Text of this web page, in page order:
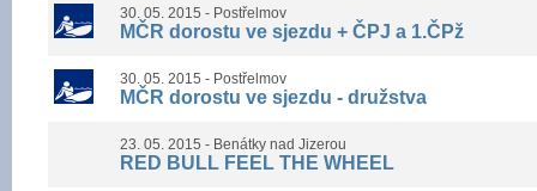
30. 05. 2015 - Postřelmov
MČR dorostu ve sjezdu + ČPJ a 1.ČPž
30. 05. 2015 - Postřelmov
MČR dorostu ve sjezdu - družstva
23. 05. 2015 - Benátky nad Jizerou
RED BULL FEEL THE WHEEL